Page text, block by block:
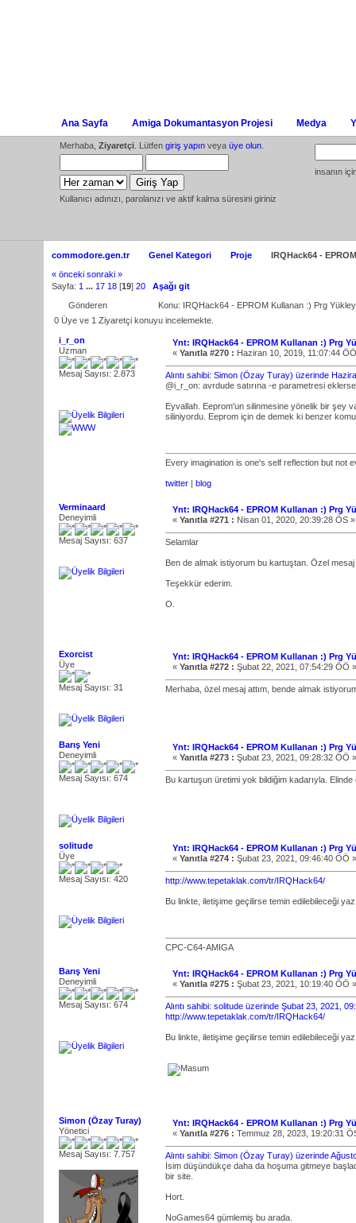
Ana Sayfa Amiga Dokumantasyon Projesi Medya
Merhaba, Ziyaretçi . Lütfen giriş yapın veya üye olun
Kullanıcı adınızı, parolanızı ve aktif kalma süresini giriniz
insanın
commodore.gen.tr Genel Kategori Proje
IRQHack64 -
« önceki sonraki »
Sayfa: 1 ... 17 18 [19] 20
Aşağı git
Gönderen
Konu: IRQHack64 - EPROM Kullanan :) Prg
0 Üye ve 1 Ziyaretçi konuyu incelemekte.
i_r_on
Uzman
Mesaj Sayısı: 2.873
Ynt: IRQHack64 - EPROM Kullanan :) Prg
« Yanıtla #270 : Haziran 10, 2019, 11:07:44
Alıntı sahibi: Simon (Özay Turay) üzerinde
@i_r_on: avrdude satırına -e parametresi
Eyvallah. Eeprom'un silinmesine yönelik bir şey
siliniyordu. Eeprom için de demek ki benzer
Every imagination is one's self reflection but not
twitter | blog
Verminaard
Deneyimli
Mesaj Sayısı: 637
Ynt: IRQHack64 - EPROM Kullanan :) Prg
« Yanıtla #271 : Nisan 01, 2020, 20:39:28 ÖS »
Selamlar
Ben de almak istiyorum bu kartuştan. Özel mesaj
Teşekkür ederim.
O.
Exorcist
Üye
Mesaj Sayısı: 31
Ynt: IRQHack64 - EPROM Kullanan :) Prg
« Yanıtla #272 : Şubat 22, 2021, 07:54:29 ÖÖ »
Merhaba, özel mesaj attım, bende almak
Barış Yeni
Deneyimli
Mesaj Sayısı: 674
Ynt: IRQHack64 - EPROM Kullanan :) Prg
« Yanıtla #273 : Şubat 23, 2021, 09:28:32 ÖÖ »
Bu kartuşun üretimi yok bildiğim kadarıyla.
solitude
Üye
Mesaj Sayısı: 420
Ynt: IRQHack64 - EPROM Kullanan :) Prg
« Yanıtla #274 : Şubat 23, 2021, 09:46:40 ÖÖ »
http://www.tepetaklak.com/tr/IRQHack64/
Bu linkte, iletişime geçilirse temin edilebileceği
CPC-C64-AMIGA
Barış Yeni
Deneyimli
Mesaj Sayısı: 674
Ynt: IRQHack64 - EPROM Kullanan :) Prg
« Yanıtla #275 : Şubat 23, 2021, 10:19:40 ÖÖ »
Alıntı sahibi: solitude üzerinde Şubat 23, 2021,
http://www.tepetaklak.com/tr/IRQHack64/
Bu linkte, iletişime geçilirse temin edilebileceği
Simon (Özay Turay)
Yönetici
Mesaj Sayısı: 7.757
Ynt: IRQHack64 - EPROM Kullanan :) Prg
« Yanıtla #276 : Temmuz 28, 2023, 19:20:31
Alıntı sahibi: Simon (Özay Turay) üzerinde
İsim düşündükçe daha da hoşuma gitmeye
bir site.
Hort.
NoGames64 gümlemiş bu arada.